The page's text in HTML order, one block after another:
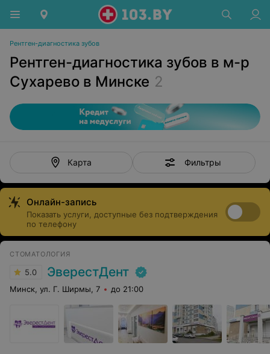
Рентген-диагностика зубов
Рентген-диагностика зубов в м-р
Сухарево в Минске 2
Карта Фильтры
Онлайн-запись
Показать услуги, доступные без подтверждения
по телефону
СТОМАТОЛОГИЯ
5.0 ЭверестДент
Минск, ул. Г. Ширмы, 7 до 21:00